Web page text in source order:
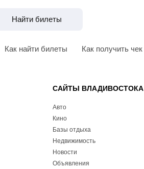
Найти билеты
Как найти билеты Как получить чек
САЙТЫ ВЛАДИВОСТОКА
Авто
Кино
Базы отдыха
Недвижимость
Новости
Объявления